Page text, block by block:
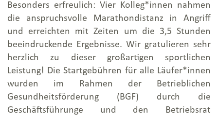
Thementage: Ausschließlich
Geschäftsfeld Arbeit
Angebote aus dem Institut
Suchtprävention
Besonders erfreulich: Vier Kolleg*innen nahmen
die anspruchsvolle Marathondistanz in Angriff
und erreichten mit Zeiten um die 3,5 Stunden
beeindruckende Ergebnisse. Wir gratulieren sehr
herzlich zu dieser großartigen sportlichen
Leistung! Die Startgebühren für alle Läufer*innen
wurden im Rahmen der Betrieblichen
Gesundheitsförderung (BGF) durch die
Geschäftsführunge und den Betriebsrat